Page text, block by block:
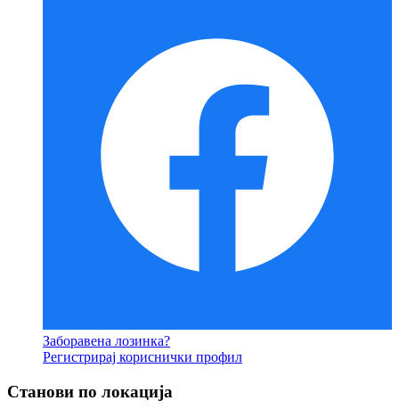
Заборавена лозинка?
Регистрирај кориснички профил
Станови по локација